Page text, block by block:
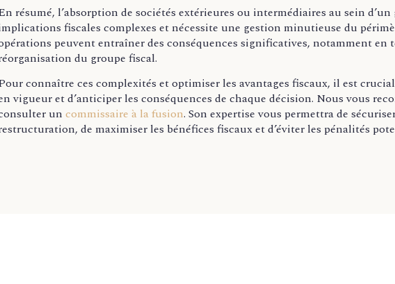
résumé, l’absorption de sociétés extérieures ou intermédiaires au sein
fiscales complexes et nécessite une gestion minutieuse du
peuvent entraîner des conséquences significatives, notamment en
du groupe fiscal.
connaître ces complexités et optimiser les avantages fiscaux, il est
vigueur et d’anticiper les conséquences de chaque décision. Nous vous
uncommissaire à la fusion. Son expertise vous permettra de
de maximiser les bénéfices fiscaux et d’éviter les pénalités